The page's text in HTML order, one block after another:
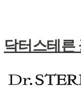
닥터스테른